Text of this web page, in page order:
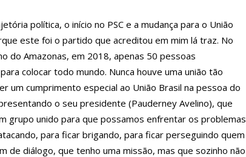
cursos de capacitação para atendimento a Pessoas com
mimo de R$ 820 de Neymar: ‘Se fez presente mesmo distante’
Caimi Ada Rodrigues Viana revitalizado à população idosa da
política, o início no PSC e a mudança para o União
este foi o partido que acreditou em mim lá traz. No
do Amazonas, em 2018, apenas 50 pessoas
colocar todo mundo. Nunca houve uma união tão
um cumprimento especial ao União Brasil na pessoa do
o seu presidente (Pauderney Avelino), que
grupo unido para que possamos enfrentar os problemas
para ficar brigando, para ficar perseguindo quem
de diálogo, que tenho uma missão, mas que sozinho não